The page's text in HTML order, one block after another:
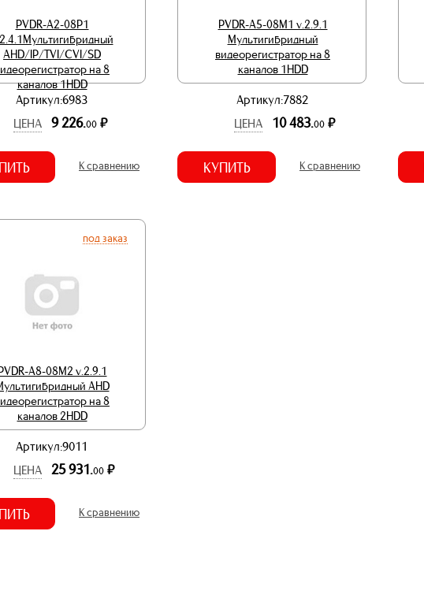
PVDR-A2-08P1
AHD/IP/TVI/CVI/SD
на 8
каналов 1HDD
Артикул:6983
ЦЕНА
9 226.00 р.
К сравнению
PVDR-A5-08M1 v.2.9.1
Мультигибридный
видеорегистратор на 8
каналов 1HDD
Артикул:7882
ЦЕНА
10 483.00 р.
КУПИТЬ К сравнению
под заказ
A8-08M2 v.2.9.1
AHD
на 8
каналов 2HDD
Артикул:9011
ЦЕНА
25 931.00 р.
К сравнению